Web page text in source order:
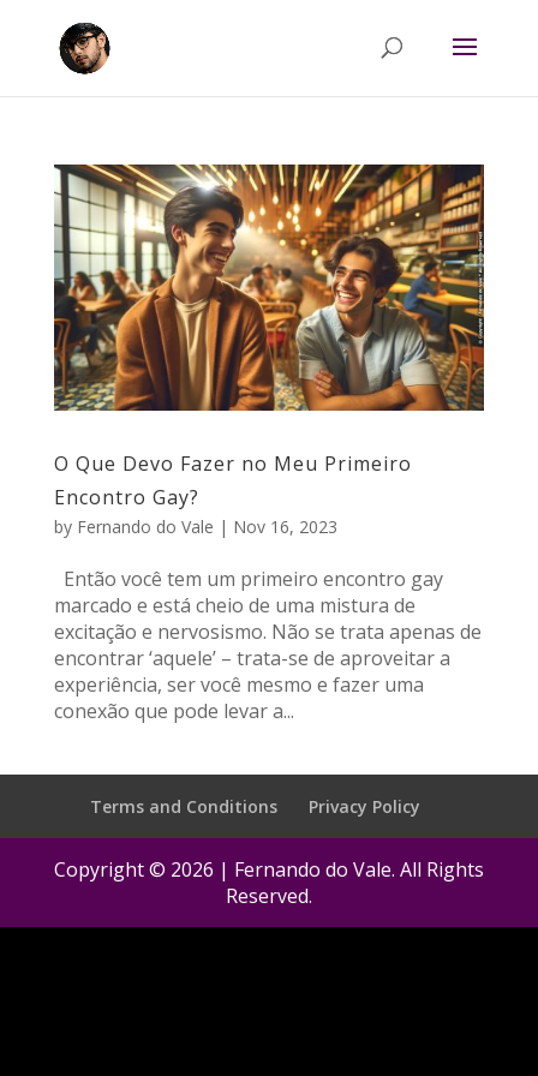
O Que Devo Fazer no Meu Primeiro
Encontro Gay?
by Fernando do Vale | Nov 16, 2023
Então você tem um primeiro encontro gay
marcado e está cheio de uma mistura de
excitação e nervosismo. Não se trata apenas de
encontrar ‘aquele’ – trata-se de aproveitar a
experiência, ser você mesmo e fazer uma
conexão que pode levar a...
Terms and Conditions Privacy Policy
Copyright © 2026 | Fernando do Vale. All Rights
Reserved.